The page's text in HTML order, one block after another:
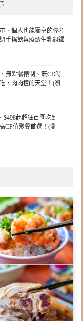
．個人也能獨享的輕奢
手搖飲與療癒生乳銅鑼
無點餐限制、無CD時
，肉肉控的天堂！(瀏
$498起超狂百匯吃到
CP值聚餐首選！(瀏